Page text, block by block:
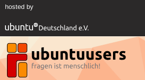
hosted by